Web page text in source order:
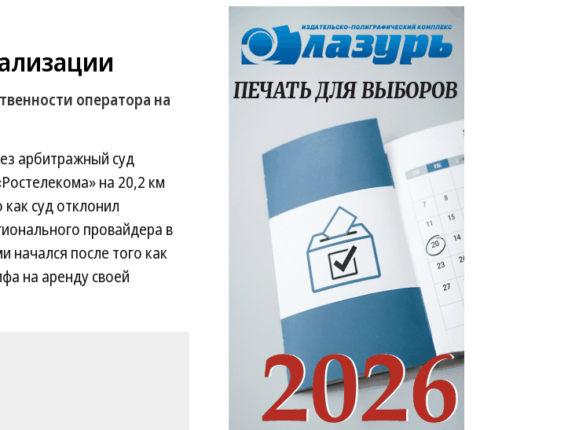
оператора на
арбитражный суд
на 20,2 км
суд отклонил
провайдера в
начался после того как
на аренду своей